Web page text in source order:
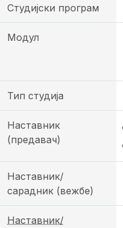
Студијски програм
Модул
Тип студија
Наставник
(предавач)
Наставник/
сарадник (вежбе)
Наставник/